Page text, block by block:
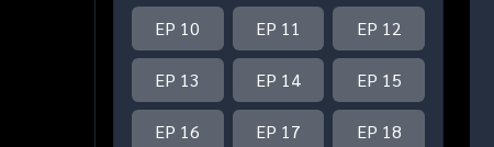
EP 10 EP 11 EP 12
EP 13 EP 14 EP 15
EP 16 EP 17 EP 18